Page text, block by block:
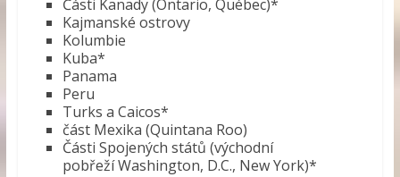
Části Kanady (Ontario, Québec)*
Kajmanské ostrovy
Kolumbie
Kuba*
Panama
Peru
Turks a Caicos*
část Mexika (Quintana Roo)
Části Spojených států (východní
pobřeží Washington, D.C., New York)*